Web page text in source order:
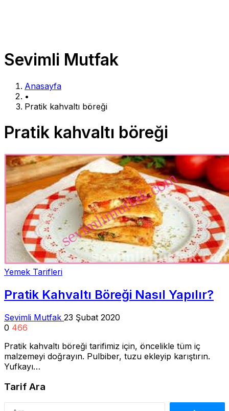
Sevimli Mutfak
Anasayfa
•
Pratik kahvaltı böreği
Pratik kahvaltı böreği
Yemek Tarifleri
Pratik Kahvaltı Böreği Nasıl Yapılır?
Sevimli Mutfak 23 Şubat 2020
0 466
Pratik kahvaltı böreği tarifimiz için, öncelikle tüm iç
malzemeyi doğrayın. Pulbiber, tuzu ekleyip karıştırın.
Yufkayı…
Tarif Ara